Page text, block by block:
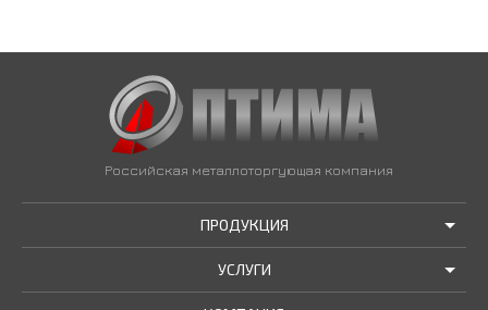
Российская металлоторгующая компания
ПРОДУКЦИЯ
АКЦИИ И РАСПРОДАЖИ
УСЛУГИ